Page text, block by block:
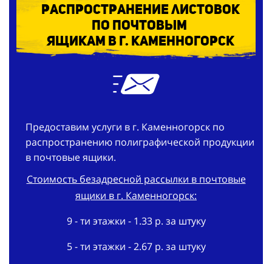
Распространение листовок
по почтовым
ящикам в г. Каменногорск
Предоставим услуги в г. Каменногорск по
распространению полиграфической продукции
в почтовые ящики.
Стоимость безадресной рассылки в почтовые
ящики в г. Каменногорск:
9 - ти этажки - 1.33 р. за штуку
5 - ти этажки - 2.67 р. за штуку